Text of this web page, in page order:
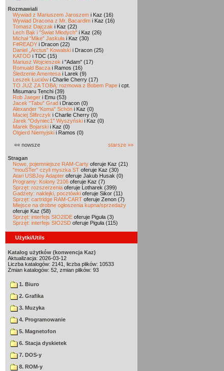
Rozmawiali
Wywiad z Mariuszem Jaroszem i Kaz (16)
Wywiad Dracona z Mr. Bacardim i Kaz (16)
Tomasz Dajczak i Kaz (22)
Lech Bąk i "Świat Młodych" i Kaz (26)
Michał "Mike" Jaskuła i Kaz (30)
F#READY i Dracon (22)
Daniel „Arctus” Kowalski i Dracon (25)
KATOD i TDC (15)
Mariusz Wojcieszek i "Adam" (17)
Romuald Bacza i Ramos (16)
Śledzenie Amentesa i Larek (9)
Leszek Łuciów i Charlie Cherry (17)
TO JUŻ ZA TOBĄ: rozmowa z Bobem Pape i cpt.
Misumaru Tenchi (39)
Rob Jaeger i Emu (53)
Jacek "Tabu" Grad i Dracon (0)
Alexander "Koma" Schön i Kaz (0)
Maciej Ślifirczyk i Charlie Cherry (0)
Jarek "Odyniec1" Wyszyński i Kaz (0)
Marek Bojarski i Kaz (0)
Olgierd Niemyjski i Ramos (0)
«« nowsze starsze »»
Stragan
Nowe, pojemniejsze RAM-Carty oferuje Kaz (21)
"mouSTer" czyli myszka ST oferuje Kaz (30)
Atari USBJoy Adapter oferuje Jakub Husak (0)
Programy: Kolony 2106 oferuje Kaz (7)
Sprzęt: rozszerzenia oferuje Lotharek (399)
Gadżety: naklejki, pocztówki oferuje Sikor (11)
Sprzęt: cartridge RAM-CART oferuje Zenon (7)
Miejsce na drobne ogłoszenia kupna/sprzedaży
oferuje Kaz (58)
Sprzęt: interfejs SIO2IDE oferuje Piguła (3)
Sprzęt: interfejs SIO2SD oferuje Piguła (115)
Użytki/Utils
Katalog użytków (konwencja Kaz)
Aktualizacja: 2026-03-12
Liczba katalogów: 2141, liczba plików: 10533
Zmian katalogów: 52, zmian plików: 93
1. Biuro
2. Grafika
3. Muzyka
4. Programowanie
5. Magnetofon
6. Stacja dyskietek
7. DOS-y
8. ROM-y